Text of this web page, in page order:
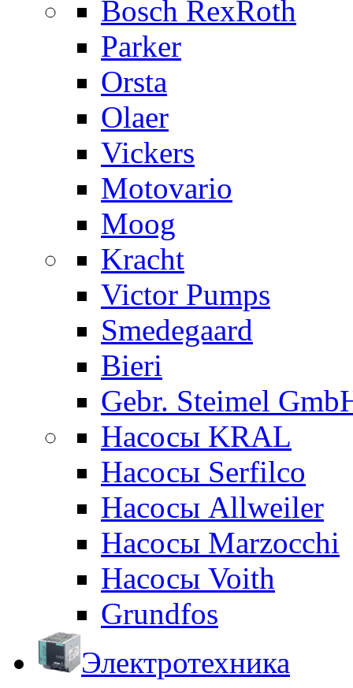
Bosch RexRoth
Parker
Orsta
Olaer
Vickers
Motovario
Moog
Kracht
Victor Pumps
Smedegaard
Bieri
Gebr. Steimel
Насосы KRAL
Насосы Serfilco
Насосы Allweiler
Насосы Marzocchi
Насосы Voith
Grundfos
Электротехника